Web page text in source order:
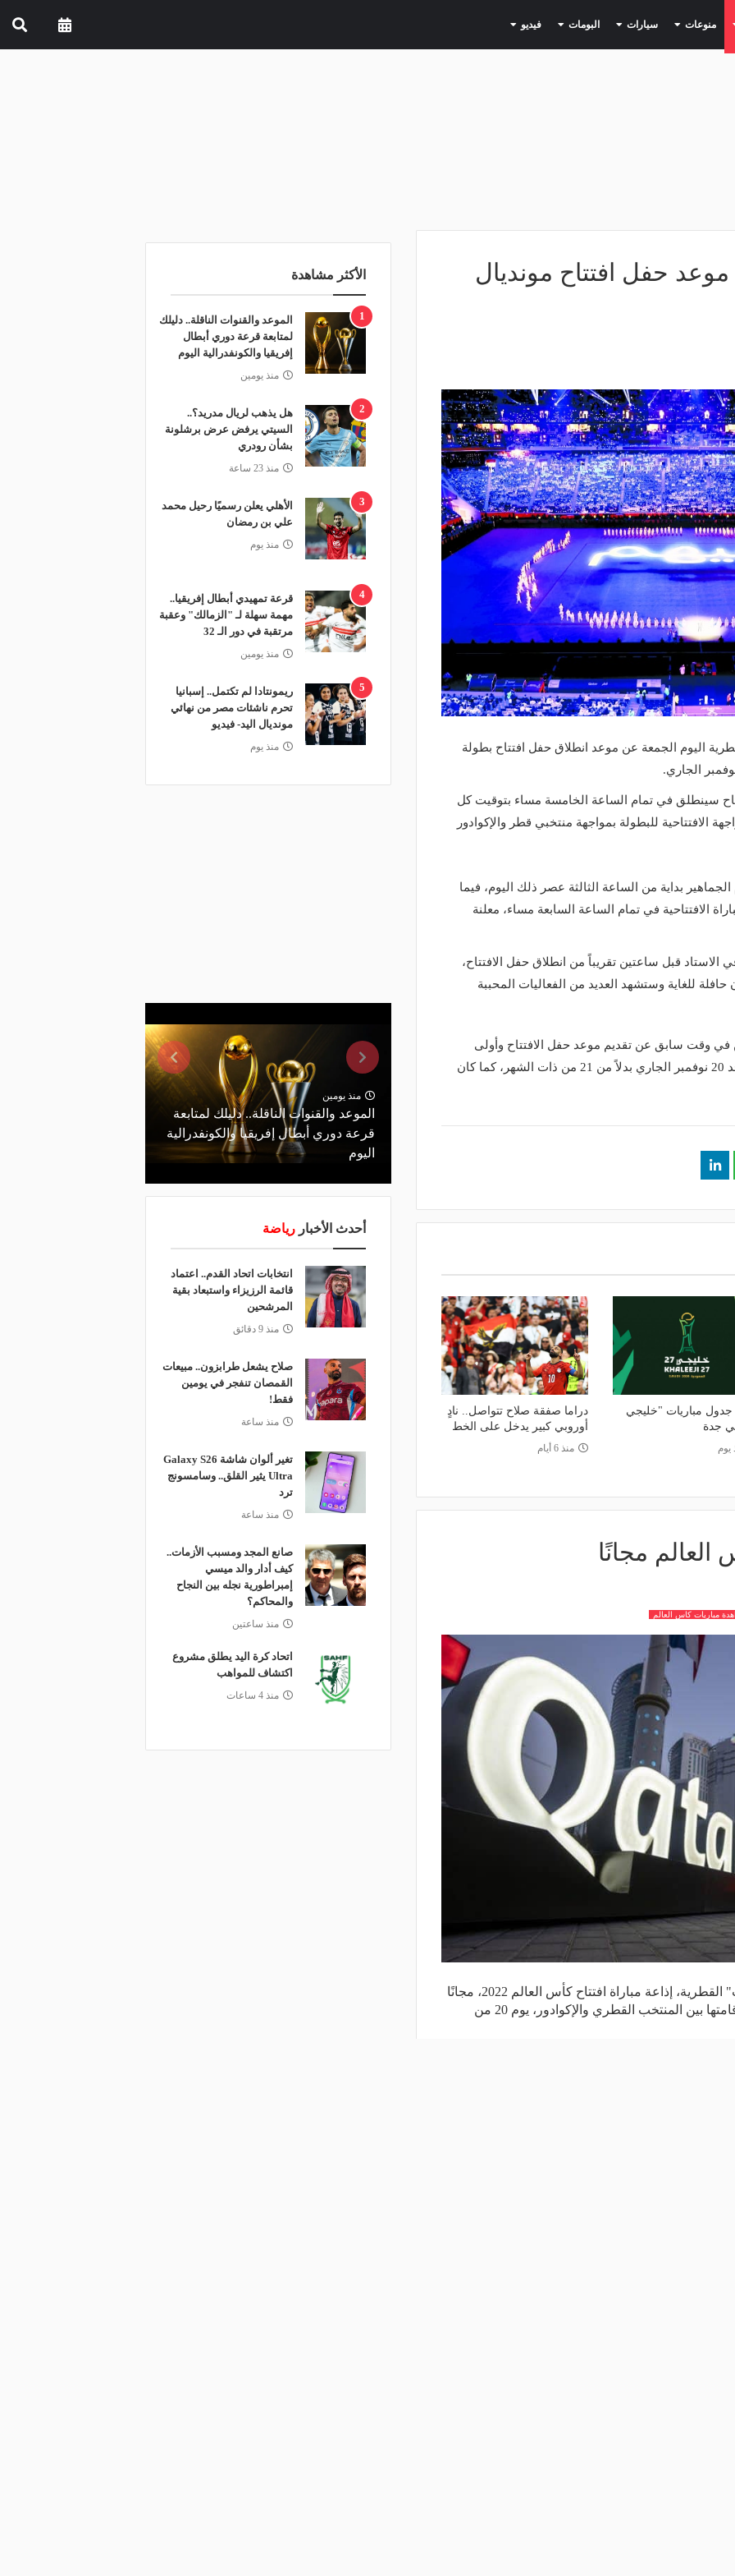
(current) منوعات (current) سيارات (current) البومات (current) فيديو (current)
حفل افتتاح مونديال
اليوم الجمعة عن موعد انطلاق حفل افتتاح بطولة
سينطلق في تمام الساعة الخامسة مساء بتوقيت كل
الافتتاحية للبطولة بمواجهة منتخبي قطر والإكوادور
بداية من الساعة الثالثة عصر ذلك اليوم، فيما
الافتتاحية في تمام الساعة السابعة مساء، معلنة
الاستاد قبل ساعتين تقريباً من انطلاق حفل الافتتاح،
حافلة للغاية وستشهد العديد من الفعاليات المحببة
في وقت سابق عن تقديم موعد حفل الافتتاح وأولى
مباريات كأس العالم قطر 2022 إلى الأحد 20 نوفمبر الجاري بدلاً من 21 من ذات الشهر، كما كان
جدول مباريات "خليجي
يوم
دراما صفقة صلاح تتواصل.. نادٍ
أوروبي كبير يدخل على الخط
منذ 6 أيام
العالم مجانًا
مباريات كاس العالم
أعلنت مجموعة قنوات "بي أن سبورت" القطرية، إذاعة مباراة افتتاح كأس العالم 2022، مجانًا
على القنوات المفتوحة، ومن المقرر إقامتها بين المنتخب القطري والإكوادور، يوم 20 من
الأكثر مشاهدة
1
الموعد والقنوات الناقلة.. دليلك
لمتابعة قرعة دوري أبطال
إفريقيا والكونفدرالية اليوم
منذ يومين
2
هل يذهب لريال مدريد؟..
السيتي يرفض عرض برشلونة
بشأن رودري
منذ 23 ساعة
3
الأهلي يعلن رسميًا رحيل محمد
علي بن رمضان
منذ يوم
4
قرعة تمهيدي أبطال إفريقيا..
مهمة سهلة لـ "الزمالك" وعقبة
مرتقبة في دور الـ 32
منذ يومين
5
ريمونتادا لم تكتمل.. إسبانيا
تحرم ناشئات مصر من نهائي
مونديال اليد- فيديو
منذ يوم
منذ يومين
الموعد والقنوات الناقلة.. دليلك لمتابعة
قرعة دوري أبطال إفريقيا والكونفدرالية
اليوم
أحدث الأخبار رياضة
انتخابات اتحاد القدم.. اعتماد
قائمة الرزيزاء واستبعاد بقية
المرشحين
منذ 9 دقائق
صلاح يشعل طرابزون.. مبيعات
القمصان تنفجر في يومين
فقط!
منذ ساعة
تغير ألوان شاشة Galaxy S26
Ultra يثير القلق.. وسامسونج
ترد
منذ ساعة
صانع المجد ومسبب الأزمات..
كيف أدار والد ميسي
إمبراطورية نجله بين النجاح
والمحاكم؟
منذ ساعتين
اتحاد كرة اليد يطلق مشروع
اكتشاف للمواهب
منذ 4 ساعات